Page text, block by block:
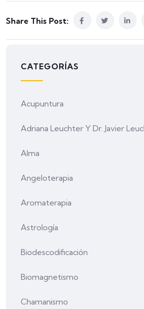
Share This Post:
CATEGORÍAS
Acupuntura
Adriana Leuchter Y Dr. Javier
Alma
Angeloterapia
Aromaterapia
Astrología
Biodescodificación
Biomagnetismo
Chamanismo